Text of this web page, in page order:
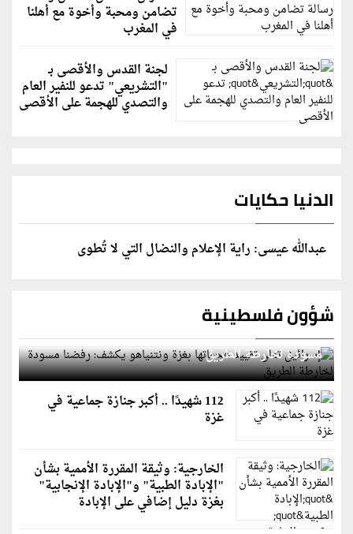
تضامن ومحبة وأخوة مع أهلنا
في المغرب
لجنة القدس والأقصى بـ
"التشريعي" تدعو للنفير العام
والتصدي للهجمة على الأقصى
الدنيا حكايات
عبدالله عيسى: راية الإعلام والنضال التي لا تُطوى
شؤون فلسطينية
إسرائيل تعلن تقييد هجماتها بغزة ونتنياهو يكشف: رفضنا
مسودة لخارطة الطريق
112 شهيدًا .. أكبر جنازة جماعية في
غزة
الخارجية: وثيقة المقررة الأممية بشأن
"الإبادة الطبية" و"الإبادة الإنجابية"
بغزة دليل إضافي على الإبادة